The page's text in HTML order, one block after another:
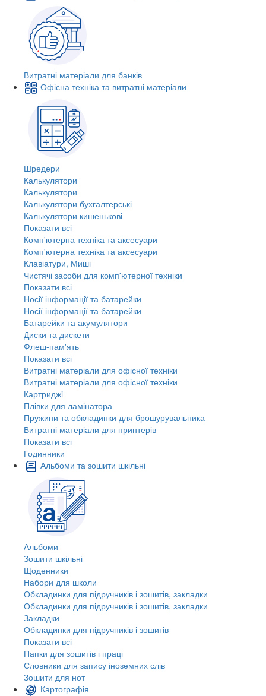
Витратні матеріали для банків
Офісна техніка та витратні матеріали
Шредери
Калькулятори
Калькулятори
Калькулятори бухгалтерські
Калькулятори кишенькові
Показати всі
Комп'ютерна техніка та аксесуари
Комп'ютерна техніка та аксесуари
Клавіатури, Миші
Чистячі засоби для комп'ютерної техніки
Показати всі
Носії інформації та батарейки
Носії інформації та батарейки
Батарейки та акумулятори
Диски та дискети
Флеш-пам'ять
Показати всі
Витратні матеріали для офісної техніки
Витратні матеріали для офісної техніки
Картриджi
Плівки для ламінатора
Пружини та обкладинки для брошурувальника
Витратні матеріали для принтерів
Показати всі
Годинники
Альбоми та зошити шкільні
Альбоми
Зошити шкільні
Щоденники
Набори для школи
Обкладинки для підручників і зошитів, закладки
Обкладинки для підручників і зошитів, закладки
Закладки
Обкладинки для підручників і зошитів
Показати всі
Папки для зошитів і праці
Словники для запису іноземних слів
Зошити для нот
Картографія